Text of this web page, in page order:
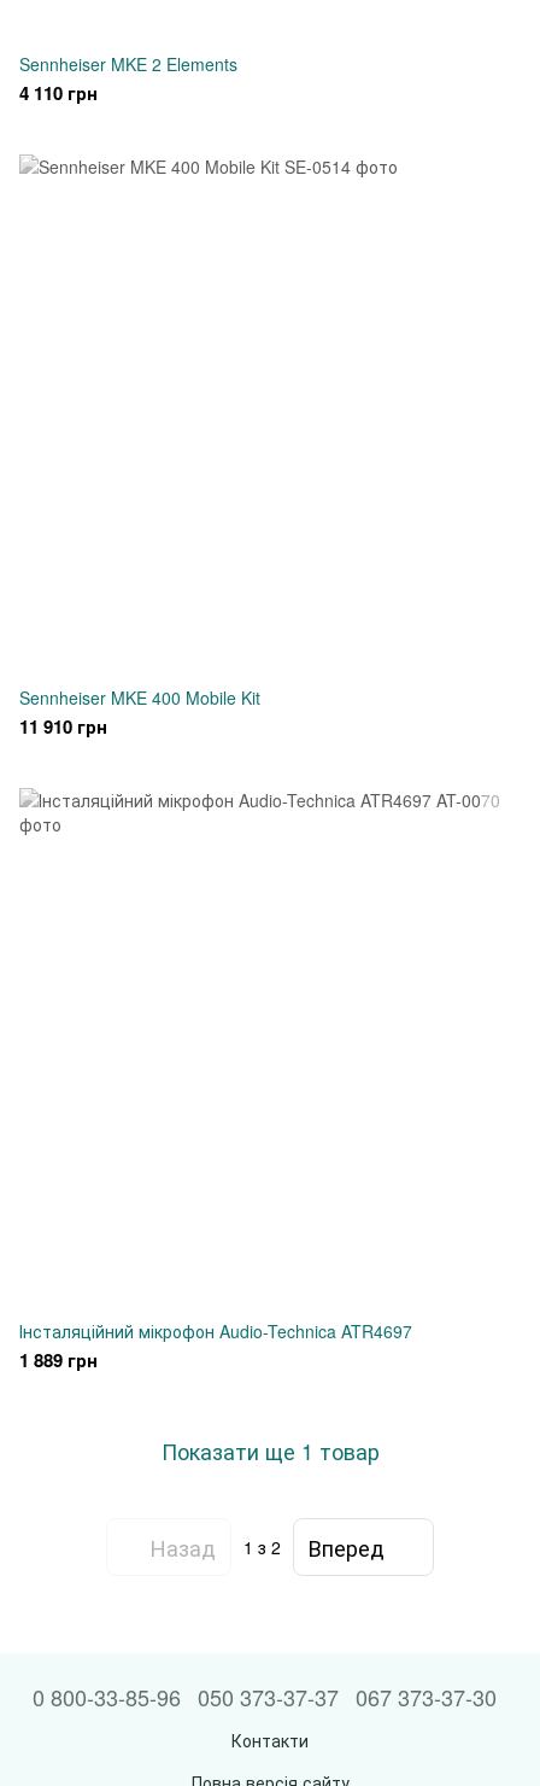
Sennheiser MKE 2 Elements
4 110 грн
Sennheiser MKE 400 Mobile Kit
11 910 грн
Інсталяційний мікрофон Audio-Technica ATR4697
1 889 грн
Показати ще 1 товар
Назад 1 з 2 Вперед
0 800-33-85-96 050 373-37-37 067 373-37-30
Контакти